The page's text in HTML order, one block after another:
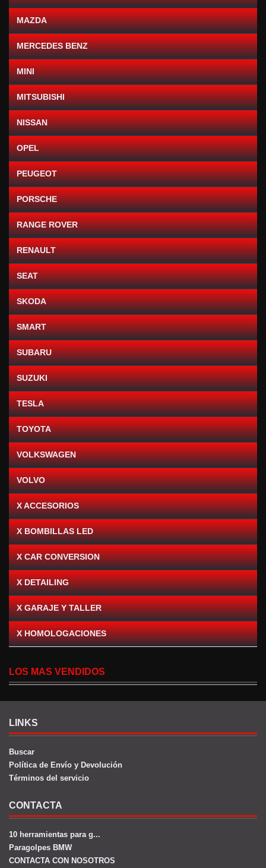
MAZDA
MERCEDES BENZ
MINI
MITSUBISHI
NISSAN
OPEL
PEUGEOT
PORSCHE
RANGE ROVER
RENAULT
SEAT
SKODA
SMART
SUBARU
SUZUKI
TESLA
TOYOTA
VOLKSWAGEN
VOLVO
X ACCESORIOS
X BOMBILLAS LED
X CAR CONVERSION
X DETAILING
X GARAJE Y TALLER
X HOMOLOGACIONES
LOS MAS VENDIDOS
LINKS
Buscar
Política de Envío y Devolución
Términos del servicio
CONTACTA
10 herramientas para g...
Paragolpes BMW
CONTACTA CON NOSOTROS